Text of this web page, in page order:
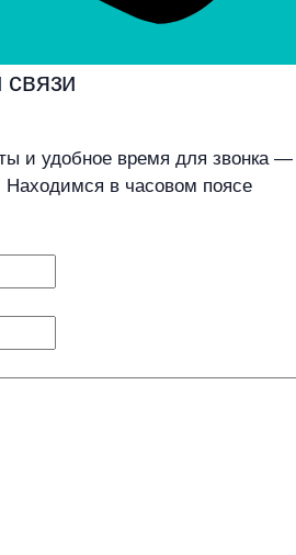
и удобное время для звонка —
в часовом поясе